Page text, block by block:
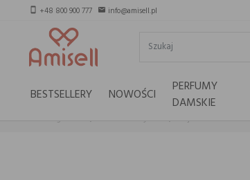
smartphone +48 800 900 777 email info@amisell.pl
BESTSELLERY NOWOŚCI
PERFUMY
DAMSKIE
Strona główna Marki selektywne Yujin